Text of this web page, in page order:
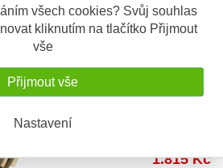
všech cookies? Svůj souhlas
kliknutím na tlačítko Přijmout
vše
Přijmout vše
Nastavení
Suzuki DL 650 V-Strom (04-
Japonsku, prodáváno pod
1.815 Kč